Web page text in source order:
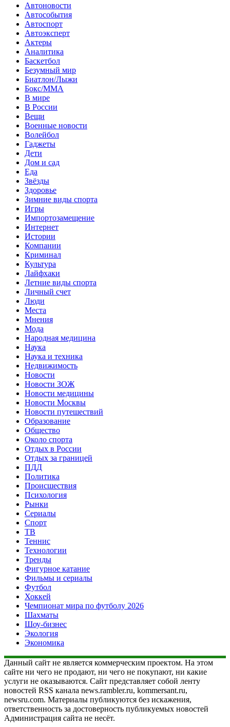
Автоновости
Автособытия
Автоспорт
Автоэксперт
Актеры
Аналитика
Баскетбол
Безумный мир
Биатлон/Лыжи
Бокс/MMA
В мире
В России
Вещи
Военные новости
Волейбол
Гаджеты
Дети
Дом и сад
Еда
Звёзды
Здоровье
Зимние виды спорта
Игры
Импортозамещение
Интернет
Истории
Компании
Криминал
Культура
Лайфхаки
Летние виды спорта
Личный счет
Люди
Места
Мнения
Мода
Народная медицина
Наука
Наука и техника
Недвижимость
Новости
Новости ЗОЖ
Новости медицины
Новости Москвы
Новости путешествий
Образование
Общество
Около спорта
Отдых в России
Отдых за границей
ПДД
Политика
Происшествия
Психология
Рынки
Сериалы
Спорт
ТВ
Теннис
Технологии
Тренды
Фигурное катание
Фильмы и сериалы
Футбол
Хоккей
Чемпионат мира по футболу 2026
Шахматы
Шоу-бизнес
Экология
Экономика
Данный сайт не является коммерческим проектом. На этом
сайте ни чего не продают, ни чего не покупают, ни какие
услуги не оказываются. Сайт представляет собой ленту
новостей RSS канала news.rambler.ru, kommersant.ru,
newsru.com. Материалы публикуются без искажения,
ответственность за достоверность публикуемых новостей
Администрация сайта не несёт.